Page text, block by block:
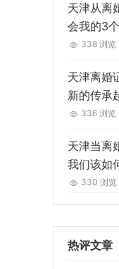
天津从离
会我的3
338 浏览
天津离婚
新的传承
336 浏览
天津当离
我们该如
330 浏览
热评文章